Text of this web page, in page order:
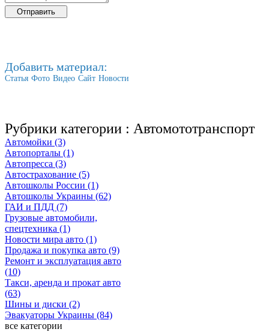
Добавить материал:
Статья Фото Видео Сайт Новости
Рубрики категории : Автомототранспорт
Автомойки (3)
Автопорталы (1)
Автопресса (3)
Автострахование (5)
Автошколы России (1)
Автошколы Украины (62)
ГАИ и ПДД (7)
Грузовые автомобили,
спецтехника (1)
Новости мира авто (1)
Продажа и покупка авто (9)
Ремонт и эксплуатация авто
(10)
Такси, аренда и прокат авто
(63)
Шины и диски (2)
Эвакуаторы Украины (84)
все категории